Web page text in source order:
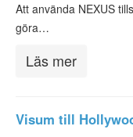
Att använda NEXUS
göra…
Läs mer
Visum till